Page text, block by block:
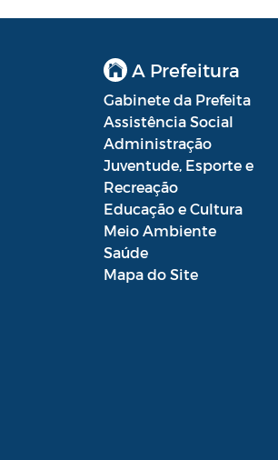
A Prefeitura
Gabinete da Prefeita
Assistência Social
Administração
Juventude, Esporte e
Recreação
Educação e Cultura
Meio Ambiente
Saúde
Mapa do Site